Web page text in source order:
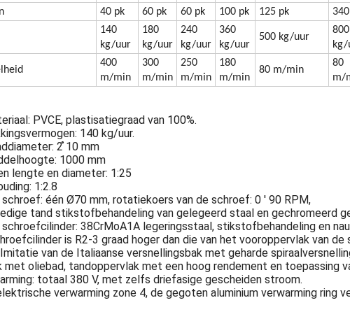
40 pk 60 pk 60 pk 100 pk 125 pk
140
kg/uur
180
kg/uur
240
kg/uur
360
kg/uur
500 kg/uur
800
kg/
400
m/min
300
m/min
250
m/min
180
m/min
80 m/min
80
m/
PVCE, plastisatiegraad van 100%.
140 kg/uur.
2 ̊10 mm
1000 mm
lengte en diameter: 1:25
1:2.8
één Ø70 mm, rotatiekoers van de schroef: 0 ′ 90 RPM,
tand stikstofbehandeling van gelegeerd staal en gechromeerd
38CrMoA1A legeringsstaal, stikstofbehandeling en
is R2-3 graad hoger dan die van het vooroppervlak van
van de Italiaanse versnellingsbak met geharde
met oliebad, tandoppervlak met een hoog rendement en toepassing
totaal 380 V, met zelfs driefasige gescheiden stroom.
verwarming zone 4, de gegoten aluminium verwarming ring